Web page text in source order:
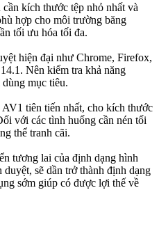
kích thước tệp nhỏ nhất và
hợp cho môi trường băng
tối ưu hóa tối đa.
hiện đại như Chrome, Firefox,
Nên kiểm tra khả năng
mục tiêu.
tiên tiến nhất, cho kích thước
với các tình huống cần nén tối
thể tranh cãi.
tương lai của định dạng hình
sẽ dần trở thành định dạng
sớm giúp có được lợi thế về